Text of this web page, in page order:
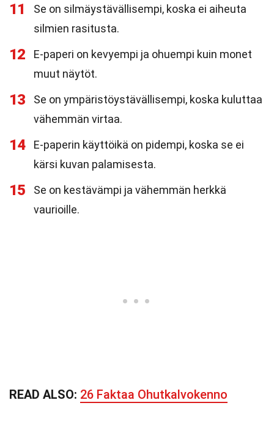
11
Se on silmäystävällisempi, koska ei aiheuta
silmien rasitusta.
12
E-paperi on kevyempi ja ohuempi kuin monet
muut näytöt.
13
Se on ympäristöystävällisempi, koska kuluttaa
vähemmän virtaa.
14
E-paperin käyttöikä on pidempi, koska se ei
kärsi kuvan palamisesta.
15
Se on kestävämpi ja vähemmän herkkä
vaurioille.
READ ALSO: 26 Faktaa Ohutkalvokenno